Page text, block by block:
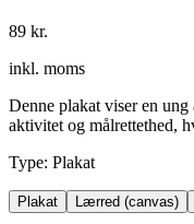
89 kr.
inkl. moms
Denne plakat viser en
aktivitet og målrettethed,
Type: Plakat
Plakat Lærred (canvas)